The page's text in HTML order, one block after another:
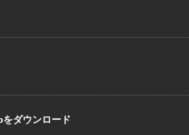
ダウンロード